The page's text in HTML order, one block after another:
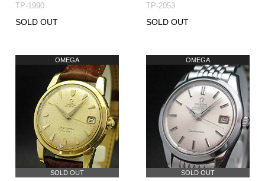
TP-1990
SOLD OUT
TP-2053
SOLD OUT
OMEGA
SOLD OUT
OMEGA
SOLD OUT